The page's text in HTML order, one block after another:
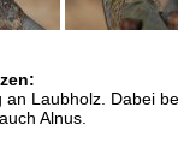
an Laubholz. Dabei
Alnus.